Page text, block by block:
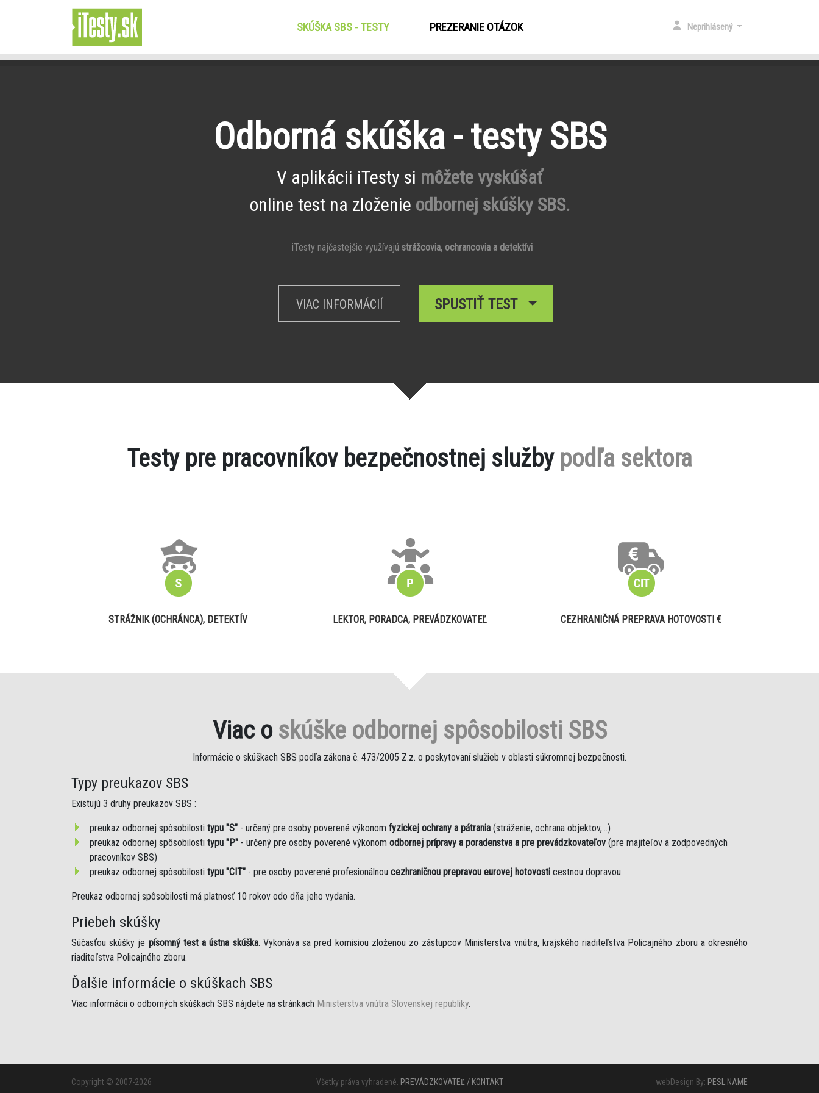
SKÚŠKA SBS - TESTY (CURRENT)PREZERANIE OTÁZOK Neprihlásený
Odborná skúška - testy SBS
V aplikácii iTesty si môžete vyskúšať
online test na zloženie odbornej skúšky SBS.
iTesty najčastejšie využívajú strážcovia, ochrancovia a detektívi
VIAC INFORMÁCIÍ SPUSTIŤ TEST
Testy pre pracovníkov bezpečnostnej služby podľa sektora
STRÁŽNIK (OCHRÁNCA), DETEKTÍV LEKTOR, PORADCA, PREVÁDZKOVATEĽ CEZHRANIČNÁ PREPRAVA HOTOVOSTI €
Viac o skúške odbornej spôsobilosti SBS
Informácie o skúškach SBS podľa zákona č. 473/2005 Z.z. o poskytovaní služieb v oblasti súkromnej bezpečnosti.
Typy preukazov SBS
Existujú 3 druhy preukazov SBS :
preukaz odbornej spôsobilosti typu "S" - určený pre osoby poverené výkonom fyzickej ochrany a pátrania (stráženie, ochrana objektov,...)
preukaz odbornej spôsobilosti typu "P" - určený pre osoby poverené výkonom odbornej prípravy a poradenstva a pre prevádzkovateľov (pre majiteľov a zodpovedných
pracovníkov SBS)
preukaz odbornej spôsobilosti typu "CIT" - pre osoby poverené profesionálnou cezhraničnou prepravou eurovej hotovosti cestnou dopravou
Preukaz odbornej spôsobilosti má platnosť 10 rokov odo dňa jeho vydania.
Priebeh skúšky
Súčasťou skúšky je písomný test a ústna skúška. Vykonáva sa pred komisiou zloženou zo zástupcov Ministerstva vnútra, krajského riaditeľstva Policajného zboru a okresného
riaditeľstva Policajného zboru.
Ďalšie informácie o skúškach SBS
Viac informácii o odborných skúškach SBS nájdete na stránkach Ministerstva vnútra Slovenskej republiky.
Copyright © 2007-2026 Všetky práva vyhradené. PREVÁDZKOVATEĽ / KONTAKT webDesign By: PESL.NAME